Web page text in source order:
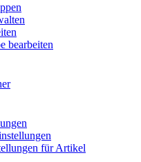
bearbeiten
für Artikel